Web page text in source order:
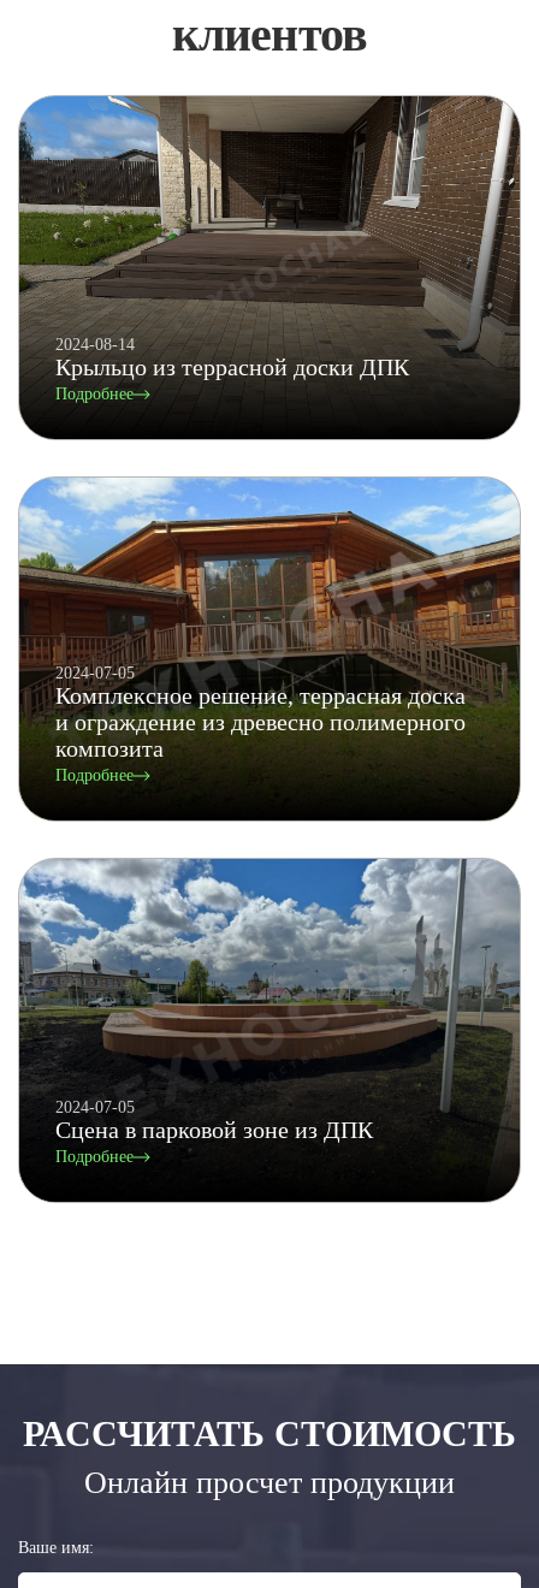
клиентов
2024-08-14
Крыльцо из террасной доски ДПК
Подробнее
2024-07-05
Комплексное решение, террасная доска
и ограждение из древесно полимерного
композита
Подробнее
2024-07-05
Сцена в парковой зоне из ДПК
Подробнее
РАССЧИТАТЬ СТОИМОСТЬ
Онлайн просчет продукции
Ваше имя: